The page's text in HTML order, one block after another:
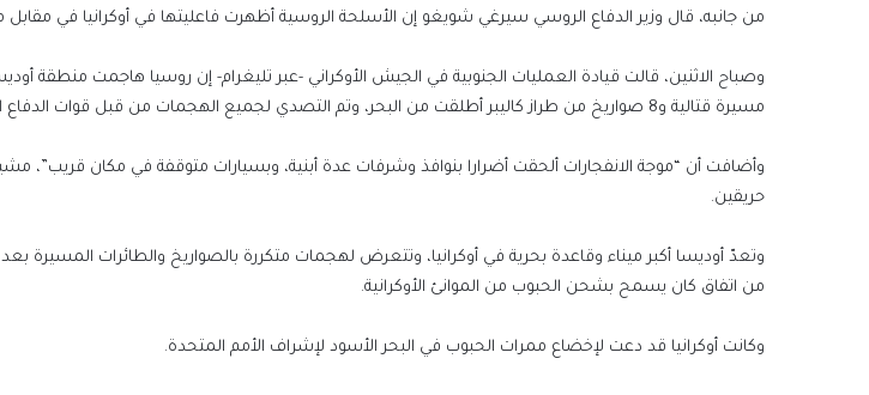
من جانبه، قال وزير الدفاع الروسي سيرغي شويغو إن الأسلحة الروسية أظهرت فاعليتها في أوكرانيا في
مسيرة قتالية و8 صواريخ من طراز كاليبر أطلقت من البحر، وتم التصدي لجميع الهجمات من قبل قوات الدفاع الجوي.
وأضافت أن “موجة الانفجارات ألحقت أضرارا بنوافذ وشرفات عدة أبنية، وبسيارات متوقفة في مكان قريب”،
حريقين.
من اتفاق كان يسمح بشحن الحبوب من الموانئ الأوكرانية.
وكانت أوكرانيا قد دعت لإخضاع ممرات الحبوب في البحر الأسود لإشراف الأمم المتحدة.